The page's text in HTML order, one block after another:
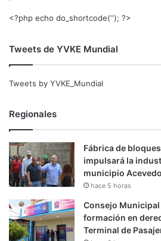
<?php echo do_shortcode(‘‘); ?>
Tweets de YVKE Mundial
Tweets by YVKE_Mundial
Regionales
Fábrica de
impulsará la
municipio Acevedo
hace 5 horas
Consejo
formación en
Terminal de